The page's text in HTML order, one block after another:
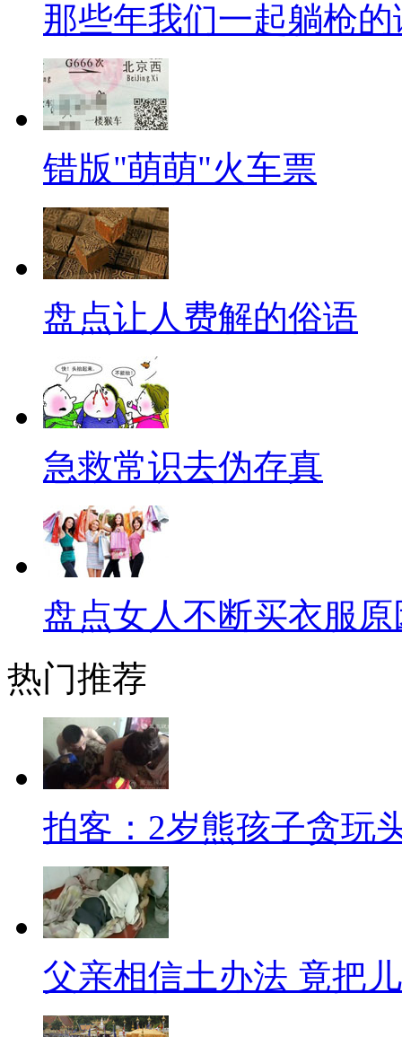
【口播】其实娜仁觉得，只
游戏、电视剧的时候，他们真
舞这样既可以强身健体又能促
【呱呱来吐槽】
昨晚在街头散步，一对情侣
嘴说：“有什么用，最后还不是
照！”呱呱我竟无言以对啊！
【猪和猪还不一样】
近日，由于高温不断，广西
没想到却不慎将水洒到了插座
速，将300多头无辜的保育猪
猪一样的队友，一点不假啊！
同样是猪，安阳镇魏清华家
不久，这头母猪就发情了，因
到过了几天，这母猪却“越狱”
后，它竟带回一群小野猪，共
的差距也这么大啊！
【老干妈配雪糕】
最近，有网友发明了一种雪
吃不要钱，吃了这次还想下次
种不安，这是黑暗料理要全面
更多的拉轰美食：什么老干妈
蘸酱油、榴莲拌饭，简直无法
【上班路程苦与乐】
那些年我们一起躺枪的
错版"萌萌"火车票
盘点让人费解的俗语
急救常识去伪存真
盘点女人不断买衣服原
热门推荐
拍客：2岁熊孩子贪玩
父亲相信土办法 竟把